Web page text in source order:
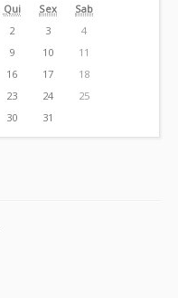
Qui Sex
Sab
2 3
4
9 10
11
16 17
18
23 24
25
30 31